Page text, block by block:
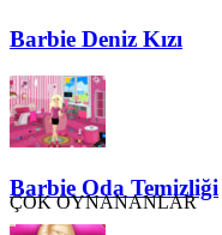
Barbie Deniz Kızı
Barbie Oda Temizliği
ÇOK OYNANANLAR